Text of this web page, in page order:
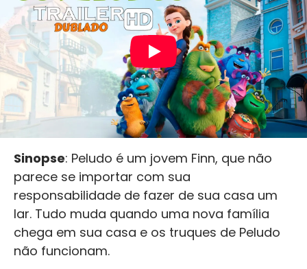
Sinopse: Peludo é um jovem Finn, que não
parece se importar com sua
responsabilidade de fazer de sua casa um
lar. Tudo muda quando uma nova família
chega em sua casa e os truques de Peludo
não funcionam.